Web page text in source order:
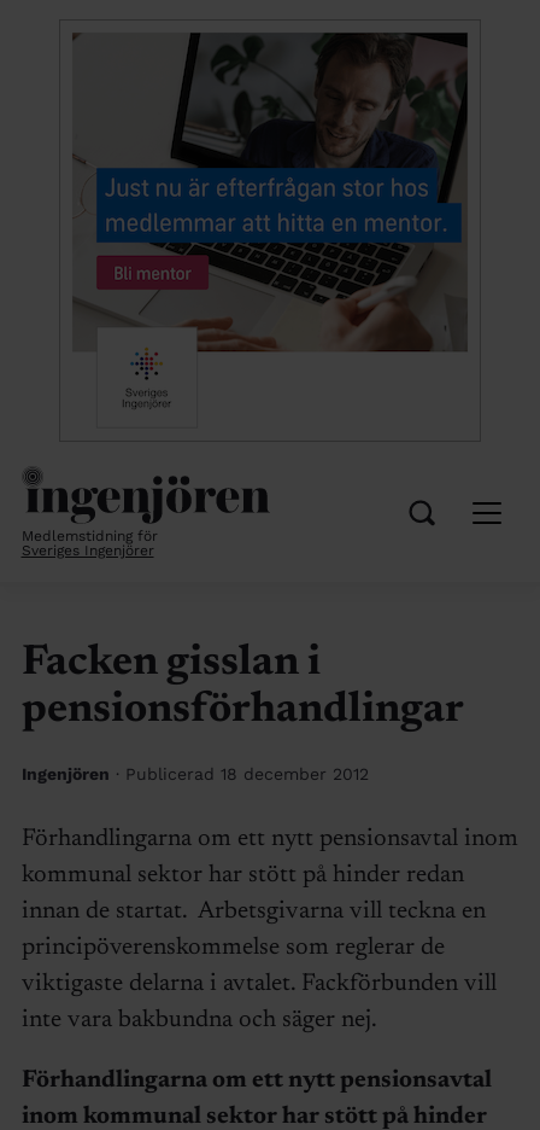
Medlemstidning för
Sveriges Ingenjörer
Facken gisslan i
pensionsförhandlingar
Ingenjören · Publicerad 18 december 2012
Förhandlingarna om ett nytt pensionsavtal inom
kommunal sektor har stött på hinder redan
innan de startat. Arbetsgivarna vill teckna en
principöverenskommelse som reglerar de
viktigaste delarna i avtalet. Fackförbunden vill
inte vara bakbundna och säger nej.
Förhandlingarna om ett nytt pensionsavtal
inom kommunal sektor har stött på hinder